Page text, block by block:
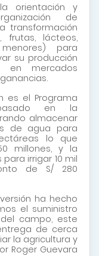
orientación y
de
transformación
frutas, lácteos,
para
su producción
en mercados
es el Programa
en la
almacenar
de agua para
lo que
millones, y la
irrigar 10 mil
de S/ 280
ha hecho
el suministro
campo, este
de cerca
la agricultura y
Roger Guevara